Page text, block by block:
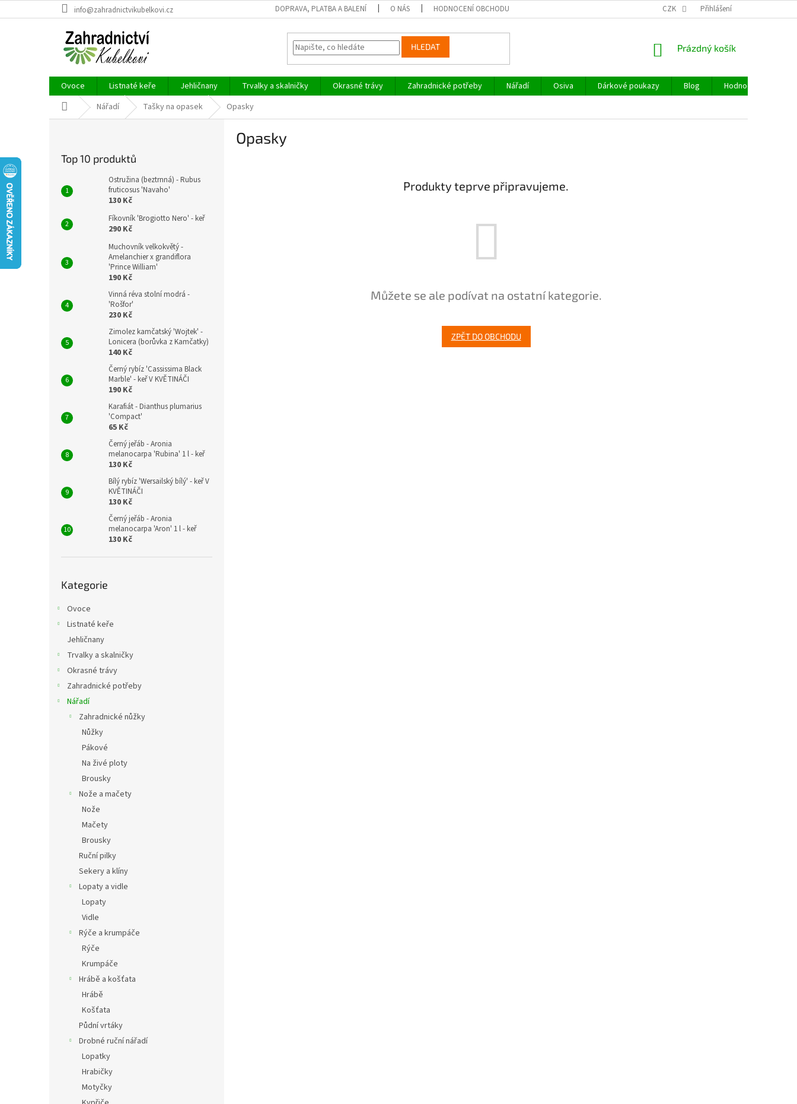
na
info@zahradnictvikubelkovi.cz DOPRAVA, PLATBA A BALENÍ O NÁS HODNOCENÍ OBCHODU CZK Přihlášení
HLEDAT
NÁKUPNÍ
Prázdný košík
Ovoce Listnaté keře Jehličnany Trvalky a skalničky Okrasné trávy Zahradnické potřeby Nářadí Osiva Dárkové poukazy Blog
Hodnocení obchodu
Domů Nářadí Tašky na opasek Opasky
Top 10 produktů
Ostružina (beztrnná) - Rubus
fruticosus 'Navaho'
130 Kč
Fíkovník 'Brogiotto Nero' - keř
290 Kč
Muchovník velkokvětý -
Amelanchier x grandiflora
'Prince William'
190 Kč
Vinná réva stolní modrá -
'Rošfor'
230 Kč
Zimolez kamčatský 'Wojtek' -
Lonicera (borůvka z Kamčatky)
140 Kč
Černý rybíz 'Cassissima Black
Marble' - keř V KVĚTINÁČI
190 Kč
Karafiát - Dianthus plumarius
'Compact'
65 Kč
Černý jeřáb - Aronia
melanocarpa 'Rubina' 1 l - keř
130 Kč
Bílý rybíz 'Wersailský bílý' - keř V
KVĚTINÁČI
130 Kč
Černý jeřáb - Aronia
melanocarpa 'Aron' 1 l - keř
130 Kč
kategorie
Kategorie
Ovoce
Listnaté keře
Jehličnany
Trvalky a skalničky
Okrasné trávy
Zahradnické potřeby
Nářadí
Zahradnické nůžky
Nůžky
Pákové
Na živé ploty
Brousky
Nože a mačety
Nože
Mačety
Brousky
Ruční pilky
Sekery a klíny
Lopaty a vidle
Lopaty
Vidle
Rýče a krumpáče
Rýče
Krumpáče
Hrábě a košťata
Hrábě
Košťata
Půdní vrtáky
Drobné ruční nářadí
Lopatky
Hrabičky
Motyčky
Opasky
Produkty teprve připravujeme.
Můžete se ale podívat na ostatní kategorie.
ZPĚT DO OBCHODU